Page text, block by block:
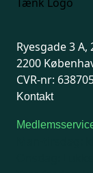
Ryesgade 3 A,
2200
CVR-nr:
Kontakt